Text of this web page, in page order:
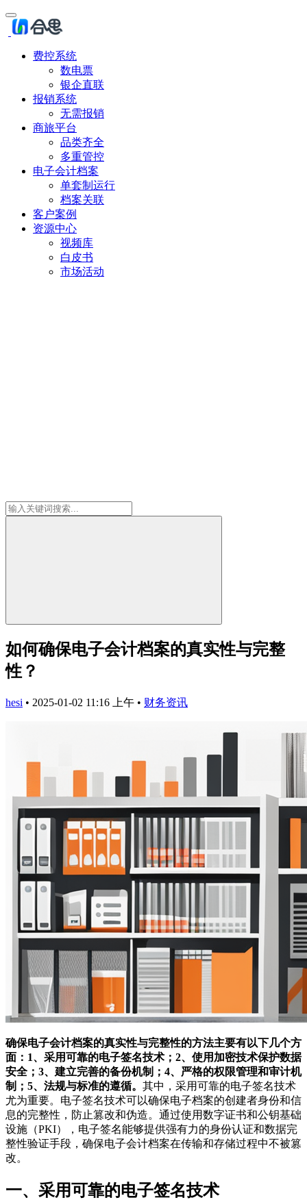
费控系统
数电票
银企直联
报销系统
无需报销
商旅平台
品类齐全
多重管控
电子会计档案
单套制运行
档案关联
客户案例
资源中心
视频库
白皮书
市场活动
如何确保电子会计档案的真实性与完整
性？
hesi • 2025-01-02 11:16 上午 • 财务资讯
确保电子会计档案的真实性与完整性的方法主要有以下几个方
面：1、采用可靠的电子签名技术；2、使用加密技术保护数据
安全；3、建立完善的备份机制；4、严格的权限管理和审计机
制；5、法规与标准的遵循。 其中，采用可靠的电子签名技术
尤为重要。电子签名技术可以确保电子档案的创建者身份和信
息的完整性，防止篡改和伪造。通过使用数字证书和公钥基础
设施（PKI），电子签名能够提供强有力的身份认证和数据完
整性验证手段，确保电子会计档案在传输和存储过程中不被篡
改。
一、采用可靠的电子签名技术